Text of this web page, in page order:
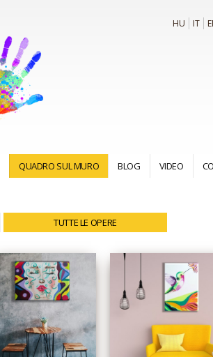
HU IT
QUADRO SUL MURO BLOG VIDEO
TUTTE LE OPERE